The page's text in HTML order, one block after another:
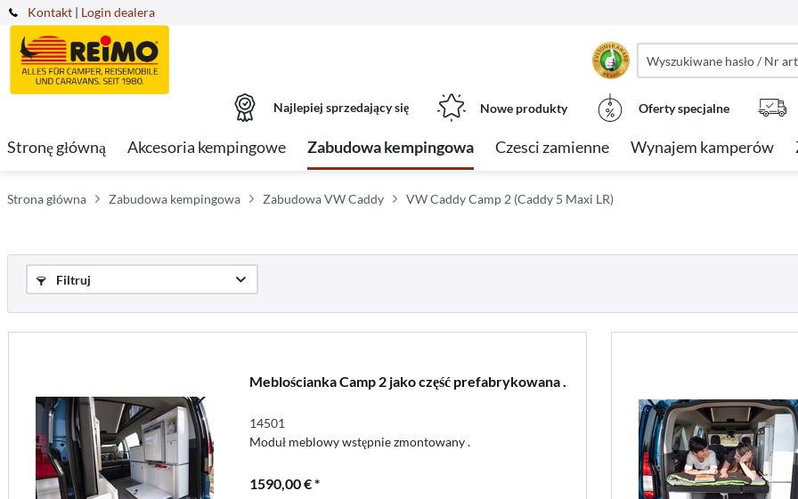
Kontakt | Login dealera
Najlepiej sprzedający się Nowe produkty Oferty specjalne
Stronę główną Akcesoria kempingowe Zabudowa kempingowa Czesci zamienne Wynajem kamperów
Strona główna Zabudowa kempingowa Zabudowa VW Caddy VW Caddy Camp 2 (Caddy 5 Maxi LR)
Filtruj
Meblościanka Camp 2 jako część prefabrykowana .
14501
Moduł meblowy wstępnie zmontowany .
1590,00 € *